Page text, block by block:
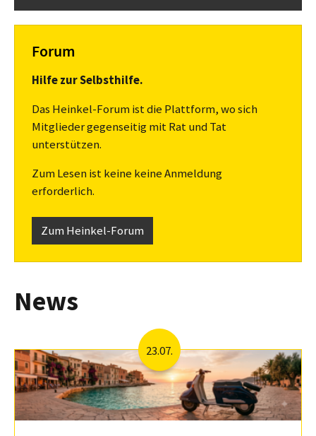
Forum
Hilfe zur Selbsthilfe.
Das Heinkel-Forum ist die Plattform, wo sich
Mitglieder gegenseitig mit Rat und Tat
unterstützen.
Zum Lesen ist keine keine Anmeldung
erforderlich.
Zum Heinkel-Forum
News
23.07.